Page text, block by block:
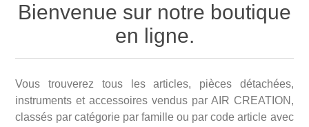
Bienvenue sur notre boutique
en ligne.
Vous trouverez tous les articles, pièces détachées,
instruments et accessoires vendus par AIR CREATION,
classés par catégorie par famille ou par code article avec